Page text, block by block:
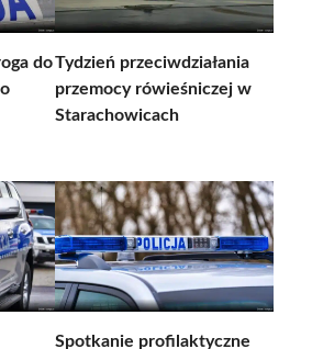
doTydzień przeciwdziałania
przemocy rówieśniczej w
Starachowicach
Spotkanie profilaktyczne